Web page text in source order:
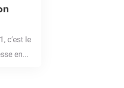
c’est le
en...